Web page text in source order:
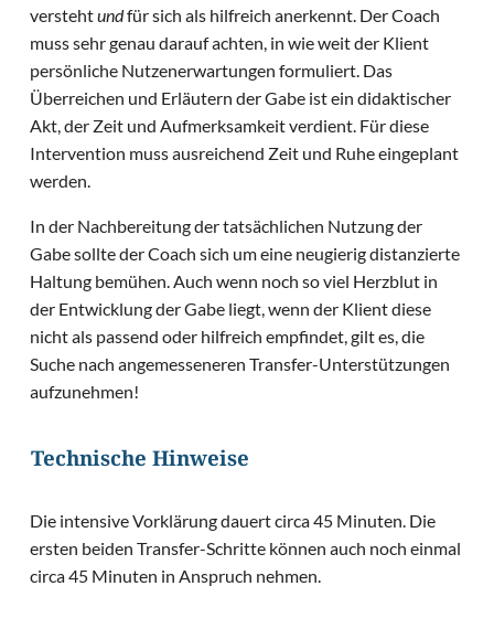
verstehtundfür sich als hilfreich anerkennt. Der Coach
muss sehr genau darauf achten, in wie weit der Klient
persönliche Nutzenerwartungen formuliert. Das
Überreichen und Erläutern der Gabe ist ein didaktischer
Akt, der Zeit und Aufmerksamkeit verdient. Für diese
Intervention muss ausreichend Zeit und Ruhe eingeplant
werden.
In der Nachbereitung der tatsächlichen Nutzung der
Gabe sollte der Coach sich um eine neugierig distanzierte
Haltung bemühen. Auch wenn noch so viel Herzblut in
der Entwicklung der Gabe liegt, wenn der Klient diese
nicht als passend oder hilfreich empfindet, gilt es, die
Suche nach angemesseneren Transfer-Unterstützungen
aufzunehmen!
Technische Hinweise
Die intensive Vorklärung dauert circa 45 Minuten. Die
ersten beiden Transfer-Schritte können auch noch einmal
circa 45 Minuten in Anspruch nehmen.